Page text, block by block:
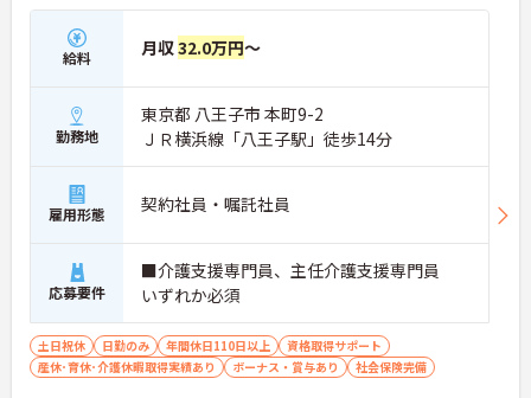
給料 月収32.0万円～
勤務地
東京都 八王子市 本町9-2
ＪＲ横浜線「八王子駅」徒歩14分
雇用形態 契約社員・嘱託社員
応募要件
■介護支援専門員、主任介護支援専門員
いずれか必須
土日祝休 日勤のみ 年間休日110日以上
資格取得サポート
産休･育休･介護休暇取得実績あり
ボーナス・賞与あり 社会保険完備